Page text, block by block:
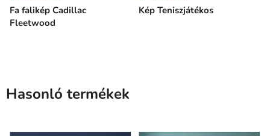
Fa falikép Cadillac
Fleetwood
Kép Teniszjátékos
Hasonló termékek